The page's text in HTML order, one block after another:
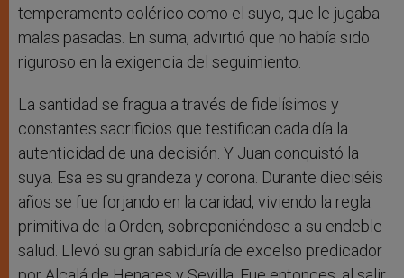
temperamento colérico como el suyo, que le jugaba
malas pasadas. En suma, advirtió que no había sido
riguroso en la exigencia del seguimiento.
La santidad se fragua a través de fidelísimos y
constantes sacrificios que testifican cada día la
autenticidad de una decisión. Y Juan conquistó la
suya. Esa es su grandeza y corona. Durante dieciséis
años se fue forjando en la caridad, viviendo la regla
primitiva de la Orden, sobreponiéndose a su endeble
salud. Llevó su gran sabiduría de excelso predicador